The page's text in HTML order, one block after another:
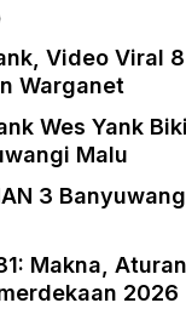
Video Viral
Warganet
Wes Yank
Malu
3
Makna,
2026